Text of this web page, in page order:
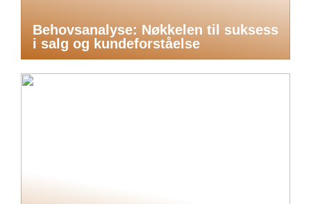
Behovsanalyse: Nøkkelen til suksess
i salg og kundeforståelse